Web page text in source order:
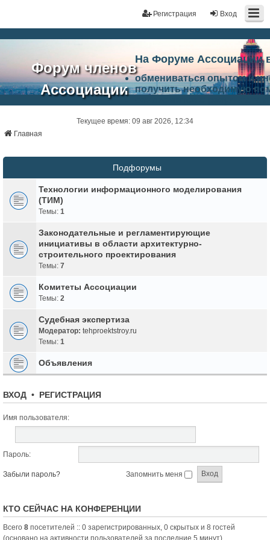
Вход
Регистрация
Форум членов
Ассоциации
"Проектный
портал"
На Форуме Ассоциации
обмениваться опытом и
получить необходимую
Ассоциации по проблемам
Ассоциации и успехам в
Ассоциации.
Текущее время: 09 авг 2026, 12:34
Главная
Подфорумы
Технологии информационного моделирования
(ТИМ)
Темы: 1
Законодательные и регламентирующие
инициативы в области архитектурно-
строительного проектирования
Темы: 7
Комитеты Ассоциации
Темы: 2
Судебная экспертиза
Модератор: tehproektstroy.ru
Темы: 1
Объявления
ВХОД • РЕГИСТРАЦИЯ
Имя пользователя:
Пароль:
Забыли пароль? Запомнить меня
КТО СЕЙЧАС НА КОНФЕРЕНЦИИ
Всего 8 посетителей :: 0 зарегистрированных, 0 скрытых и 8 гостей
(основано на активности пользователей за последние 5 минут)